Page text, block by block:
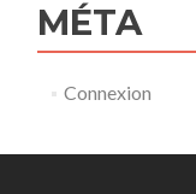
MÉTA
Connexion